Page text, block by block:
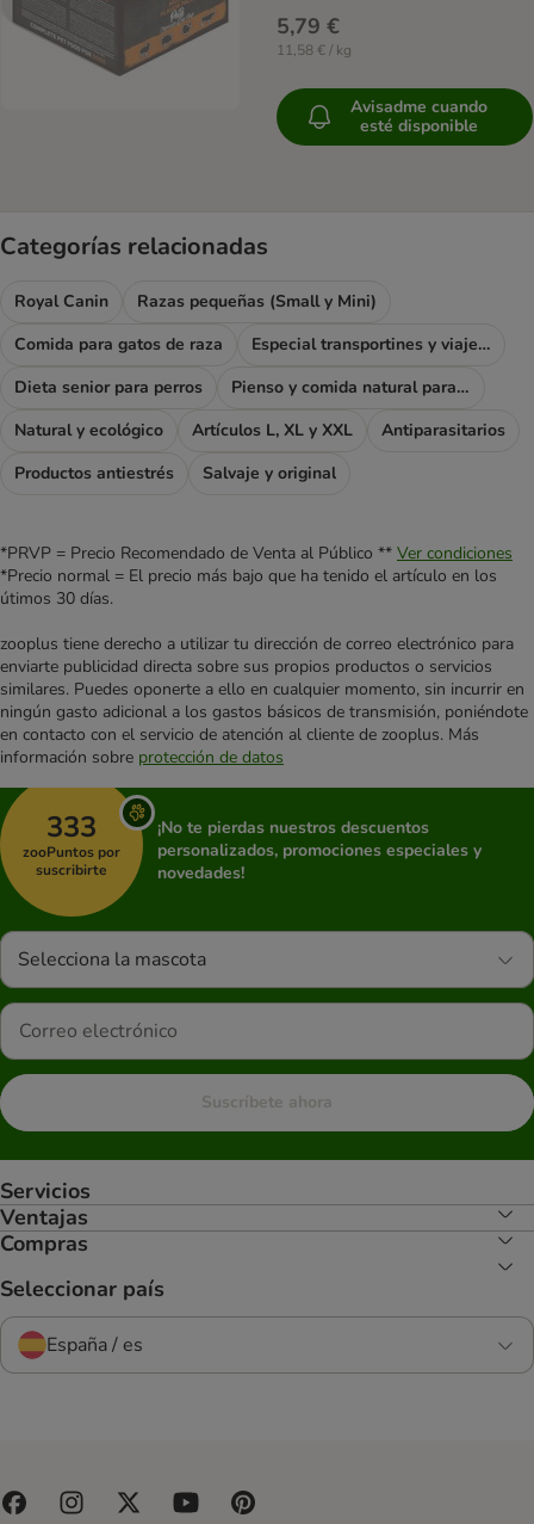
5,79 €
11,58 € / kg
Avisadme cuando
esté disponible
Categorías relacionadas
Royal Canin
Razas pequeñas (Small y Mini)
Comida para gatos de raza
Especial transportines y viajes con tu mascota
Dieta senior para perros
Pienso y comida natural para perros
Natural y ecológico
Artículos L, XL y XXL
Antiparasitarios
Productos antiestrés
Salvaje y original
*PRVP = Precio Recomendado de Venta al Público ** Ver condiciones
*Precio normal = El precio más bajo que ha tenido el artículo en los
útimos 30 días.
zooplus tiene derecho a utilizar tu dirección de correo electrónico para
enviarte publicidad directa sobre sus propios productos o servicios
similares. Puedes oponerte a ello en cualquier momento, sin incurrir en
ningún gasto adicional a los gastos básicos de transmisión, poniéndote
en contacto con el servicio de atención al cliente de zooplus. Más
información sobre protección de datos
333
zooPuntos por
suscribirte
¡No te pierdas nuestros descuentos
personalizados, promociones especiales y
novedades!
Selecciona la mascota
Suscríbete ahora
Servicios
Ventajas
Compras
Seleccionar país
España / es